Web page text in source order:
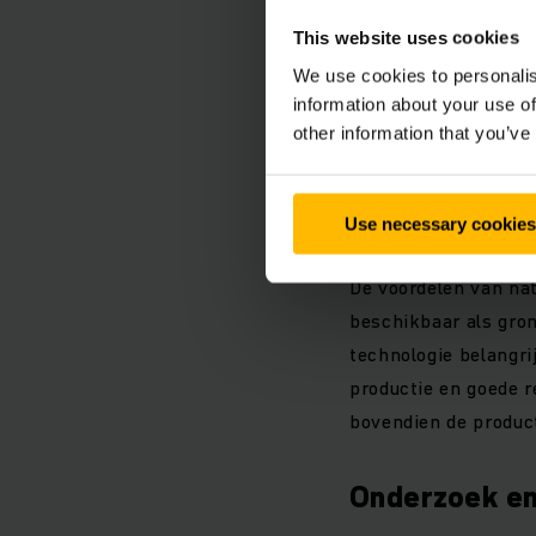
This website uses cookies
We use cookies to
information about your use
other information that
Use necessary
Binnen het huidige
klantomgevingen.
uiteenlopende
verzameld voor
en getest in
De voordelen van
beschikbaar als
technologie
productie en goede
bovendien de
Onderzoek